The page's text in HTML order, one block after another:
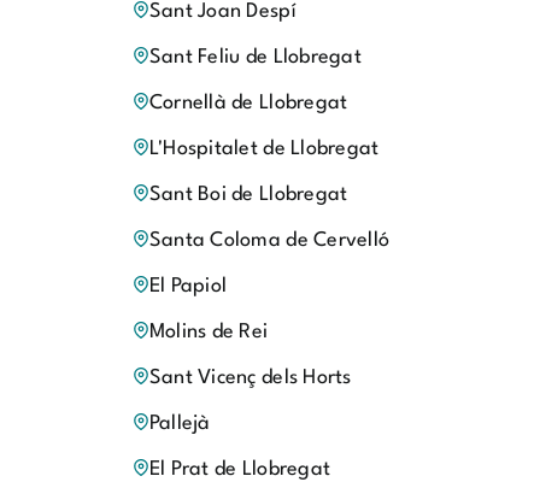
Sant Joan Despí
Sant Feliu de Llobregat
Cornellà de Llobregat
L'Hospitalet de Llobregat
Sant Boi de Llobregat
Santa Coloma de Cervelló
El Papiol
Molins de Rei
Sant Vicenç dels Horts
Pallejà
El Prat de Llobregat